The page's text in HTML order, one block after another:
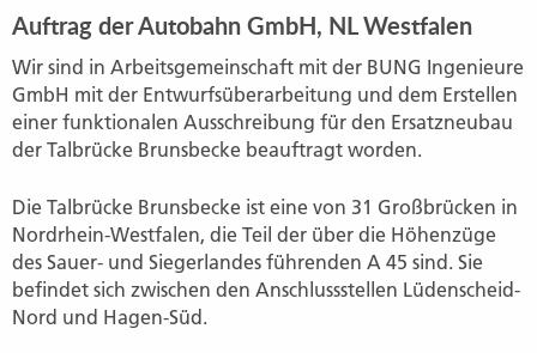
Auftrag der Autobahn GmbH, NL Westfalen
Wir sind in Arbeitsgemeinschaft mit der BUNG Ingenieure
GmbH mit der Entwurfsüberarbeitung und dem Erstellen
einer funktionalen Ausschreibung für den Ersatzneubau
der Talbrücke Brunsbecke beauftragt worden.
Die Talbrücke Brunsbecke ist eine von 31 Großbrücken in
Nordrhein-Westfalen, die Teil der über die Höhenzüge
des Sauer- und Siegerlandes führenden A 45 sind. Sie
befindet sich zwischen den Anschlussstellen Lüdenscheid-
Nord und Hagen-Süd.